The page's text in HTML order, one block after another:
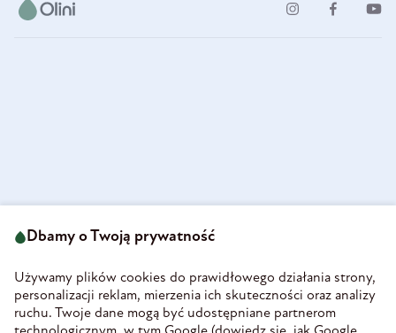
58-160 Świebodzice
REGON 890213034
INFORMACJE
Dbamy o Twoją prywatność
Używamy plików cookies do prawidłowego działania strony,
personalizacji reklam, mierzenia ich skuteczności oraz analizy
ruchu. Twoje dane mogą być udostępniane partnerom